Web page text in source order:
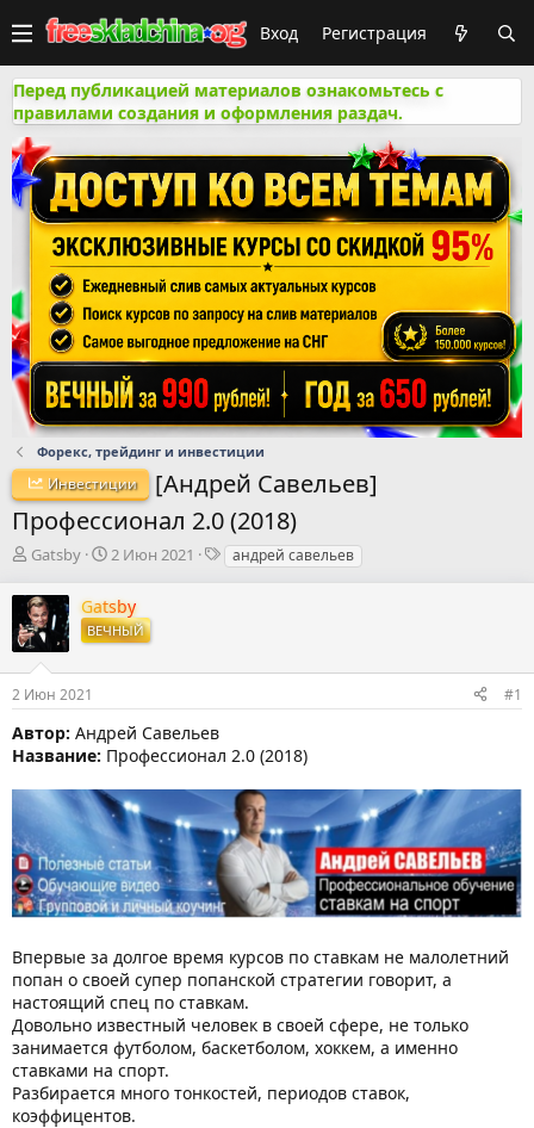
Вход Регистрация
Перед публикацией материалов ознакомьтесь с
правилами создания и оформления раздач.
Форекс, трейдинг и инвестиции
Инвестиции
[Андрей Савельев]
Профессионал 2.0 (2018)
А
т
о
р
м
ы
Gatsby
Д
т
а
н
а
л
а
2 Июн 2021
Тандрей савельев
Gatsby
ВЕЧНЫЙ
2 Июн 2021 #1
Автор: Андрей Савельев
Название: Профессионал 2.0 (2018)
Впервые за долгое время курсов по ставкам не малолетний
попан о своей супер попанской стратегии говорит, а
настоящий спец по ставкам.
Довольно известный человек в своей сфере, не только
занимается футболом, баскетболом, хоккем, а именно
ставками на спорт.
Разбирается много тонкостей, периодов ставок,
коэффицентов.